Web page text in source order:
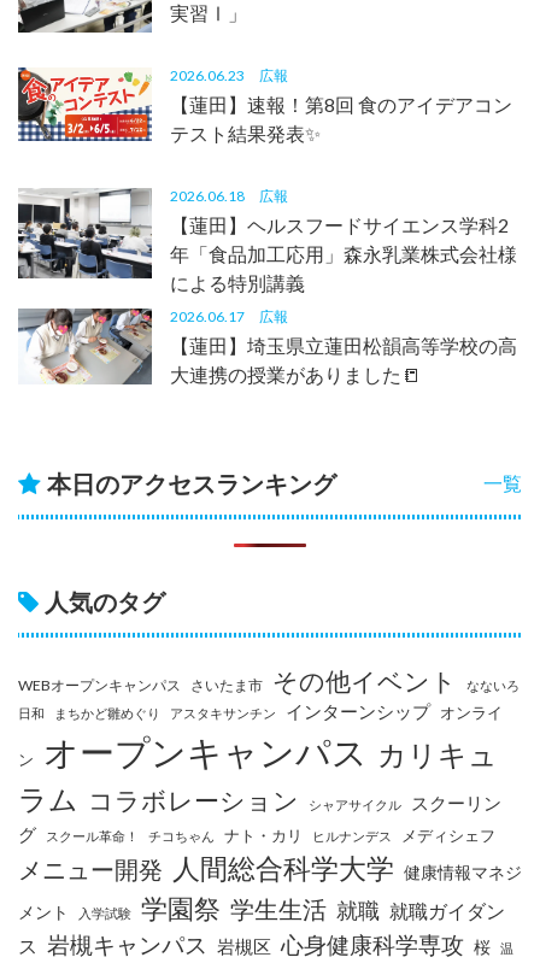
実習Ⅰ」
2026.06.23 広報
【蓮田】速報！第8回 食のアイデアコン
テスト結果発表✨
2026.06.18 広報
【蓮田】ヘルスフードサイエンス学科2
年「食品加工応用」森永乳業株式会社様
による特別講義
2026.06.17 広報
【蓮田】埼玉県立蓮田松韻高等学校の高
大連携の授業がありました📒
一覧
本日のアクセスランキング
人気のタグ
WEBオープンキャンパス さいたま市 その他イベント
なないろ
日和
まちかど雛めぐり アスタキサンチン インターンシップ オンライ
ン オープンキャンパス カリキュ
ラム コラボレーション シャアサイクル
スクーリン
グ
スクール革命！ チコちゃん ナト・カリ ヒルナンデス メディシェフ
メニュー開発 人間総合科学大学 健康情報マネジ
メント
入学試験 学園祭 学生生活 就職 就職ガイダン
ス 岩槻キャンパス 岩槻区 心身健康科学専攻 桜 温